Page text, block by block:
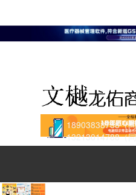
18903838788（
13213014788（